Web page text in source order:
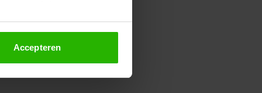
altijd wijzigen of
Accepteren